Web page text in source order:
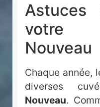
Astuces
votre
Nouveau
Chaque année,
diverses
Nouveau.